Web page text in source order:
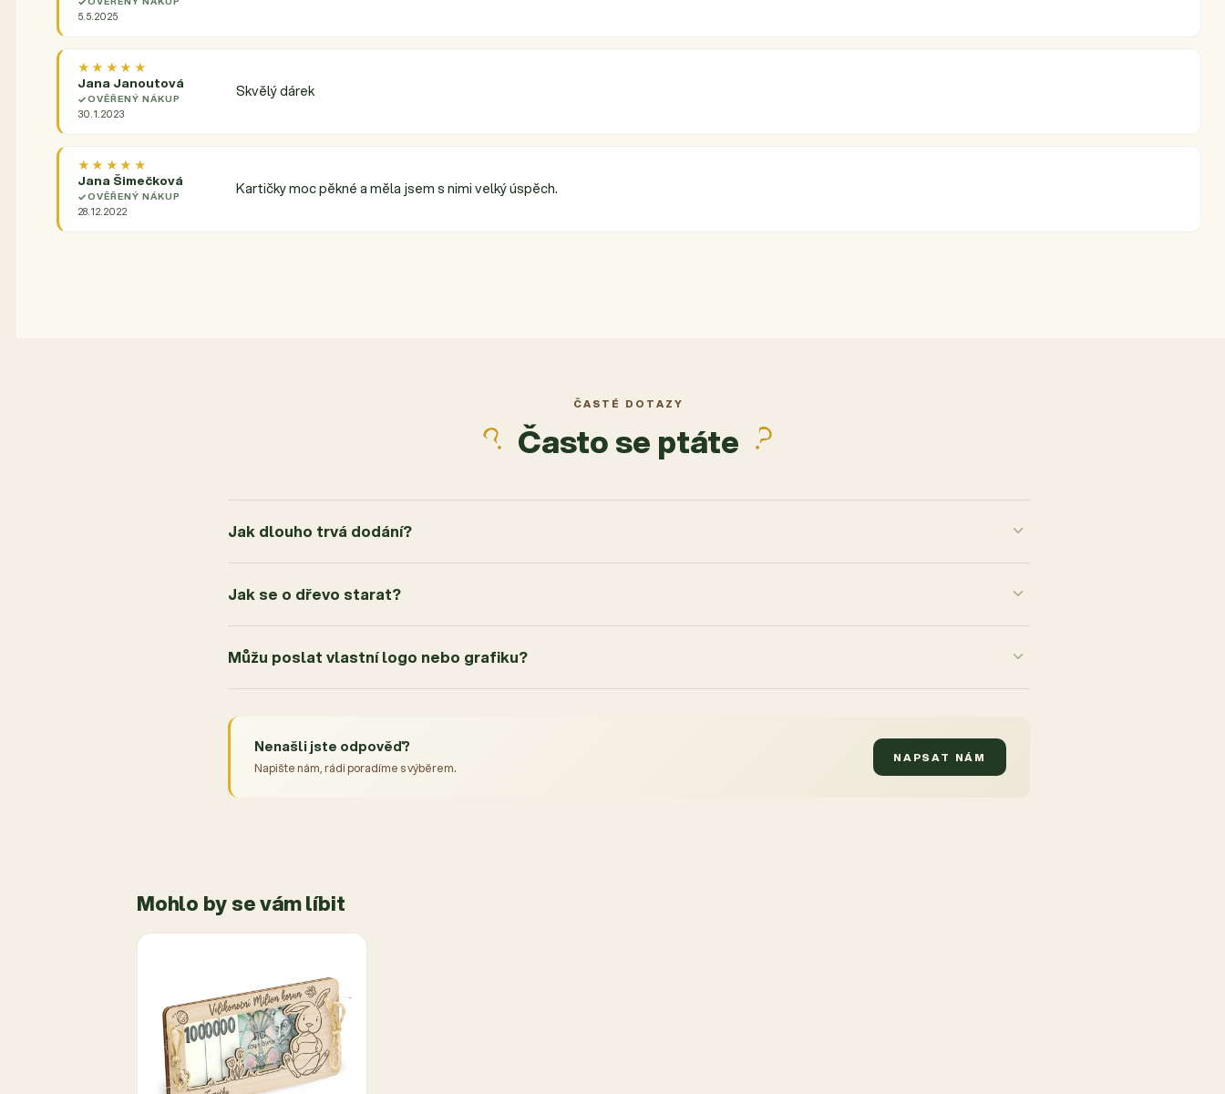
5.5.2025
★★★★★
Jana Janoutová
OVĚŘENÝ NÁKUP
30.1.2023
Skvělý dárek
★★★★★
Jana Šimečková
OVĚŘENÝ NÁKUP
28.12.2022
Kartičky moc pěkné a měla jsem s nimi velký úspěch.
ČASTÉ DOTAZY
Často se ptáte
Jak dlouho trvá dodání?
Jak se o dřevo starat?
Můžu poslat vlastní logo nebo grafiku?
Nenašli jste odpověď?
Napište nám, rádi poradíme s výběrem.
NAPSAT NÁM
Mohlo by se vám líbit